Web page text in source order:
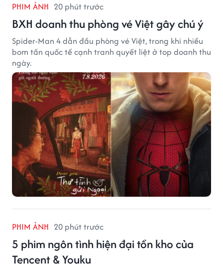
PHIM ẢNH 20 phút trước
BXH doanh thu phòng vé Việt gây chú ý
Spider-Man 4 dẫn đầu phòng vé Việt, trong khi nhiều
bom tấn quốc tế cạnh tranh quyết liệt ở top doanh thu
ngày.
PHIM ẢNH 20 phút trước
5 phim ngôn tình hiện đại tồn kho của
Tencent & Youku